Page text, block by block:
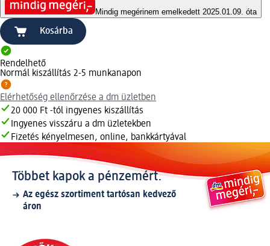
Mindig megérinem emelkedett 2025.01.09. óta
Kosárba
Rendelhető
Normál kiszállítás 2-5 munkanapon
Elérhetőség ellenőrzése a dm üzletben
20 000 Ft -tól ingyenes kiszállítás
Ingyenes visszáru a dm üzletekben
Fizetés kényelmesen, online, bankkártyával
Többet kapok a pénzemért.
Az egész szortiment tartósan kedvező
áron